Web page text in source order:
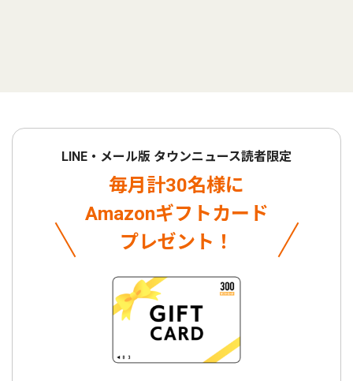
LINE・メール版 タウンニュース読者限定
毎月計30名様に
Amazonギフトカード
プレゼント！